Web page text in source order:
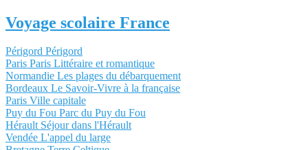
Voyage scolaire France
Périgord Périgord
Paris Paris Littéraire et romantique
Normandie Les plages du débarquement
Bordeaux Le Savoir-Vivre à la française
Paris Ville capitale
Puy du Fou Parc du Puy du Fou
Hérault Séjour dans l'Hérault
Vendée L'appel du large